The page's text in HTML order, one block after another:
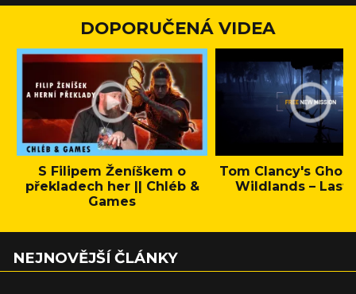
DOPORUČENÁ VIDEA
S Filipem Ženíškem o
překladech her || Chléb &
Games
Tom Clancy's
Wildlands – Last
NEJNOVĚJŠÍ ČLÁNKY